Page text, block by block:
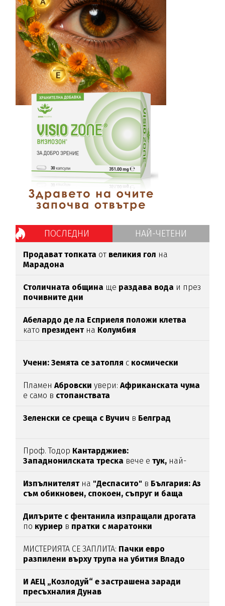
ПОСЛЕДНИ НАЙ-ЧЕТЕНИ
Продават топката от великия гол на
Марадона
Столичната община ще раздава вода и през
почивните дни
Абелардо де ла Есприеля положи клетва
като президент на Колумбия
Учени: Земята се затопля с космически
ПламенАбровски увери:Африканската чума
е само в стопанствата
Зеленски се среща с Вучич в Белград
Проф. Тодор Кантарджиев:
Западнонилската треска вече етук, най-
Изпълнителятна "Деспасито" в България: Аз
съм обикновен, спокоен, съпруг и баща
Дилърите с фентанила изпращали дрогата
по куриер в пратки с маратонки
МИСТЕРИЯТА СЕ ЗАПЛИТА: Пачки евро
разпилени върху трупа на убития Владо
И АЕЦ „Козлодуй“ е застрашена заради
пресъхналия Дунав